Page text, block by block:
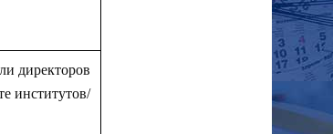
директоров
институтов/